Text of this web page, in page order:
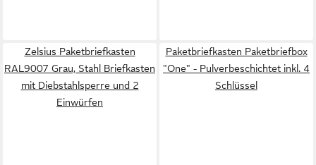
Zelsius Paketbriefkasten
RAL9007 Grau, Stahl Briefkasten
mit Diebstahlsperre und 2
Einwürfen
Paketbriefkasten Paketbriefbox
"One" - Pulverbeschichtet inkl. 4
Schlüssel